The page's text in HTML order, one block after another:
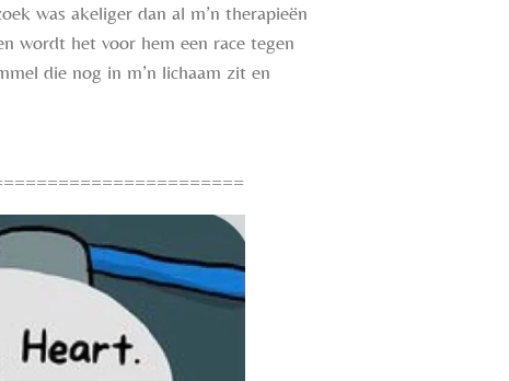
was akeliger dan al m’n therapieën
wordt het voor hem een race tegen
die nog in m’n lichaam zit en